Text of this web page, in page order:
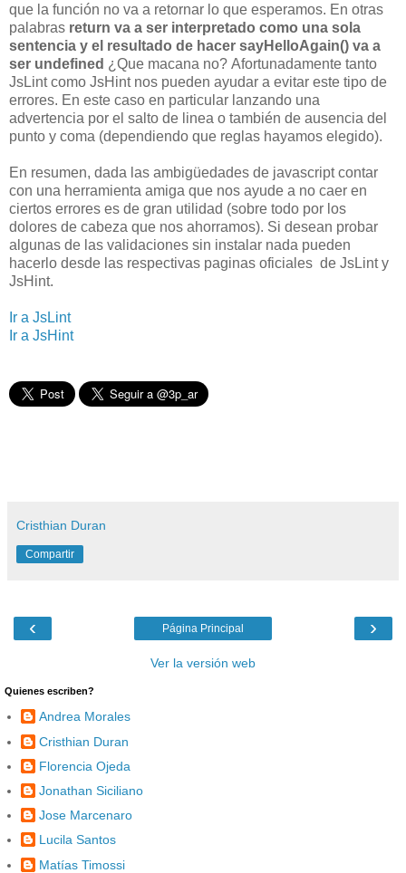
que la función no va a retornar lo que esperamos. En otras
palabras return va a ser interpretado como una sola
sentencia y el resultado de hacer sayHelloAgain() va a
ser undefined ¿Que macana no? Afortunadamente tanto
JsLint como JsHint nos pueden ayudar a evitar este tipo de
errores. En este caso en particular lanzando una
advertencia por el salto de linea o también de ausencia del
punto y coma (dependiendo que reglas hayamos elegido).
En resumen, dada las ambigüedades de javascript contar
con una herramienta amiga que nos ayude a no caer en
ciertos errores es de gran utilidad (sobre todo por los
dolores de cabeza que nos ahorramos). Si desean probar
algunas de las validaciones sin instalar nada pueden
hacerlo desde las respectivas paginas oficiales de JsLint y
JsHint.
Ir a JsLint
Ir a JsHint
Cristhian Duran
Compartir
‹ ›
Página Principal
Ver la versión web
Quienes escriben?
Andrea Morales
Cristhian Duran
Florencia Ojeda
Jonathan Siciliano
Jose Marcenaro
Lucila Santos
Matías Timossi